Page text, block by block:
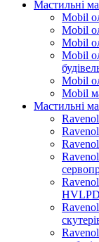
Мастильні
Mobil
Mobil
Mobil
Mobil
Mobil
Mobil
Мастильні
Ravenol